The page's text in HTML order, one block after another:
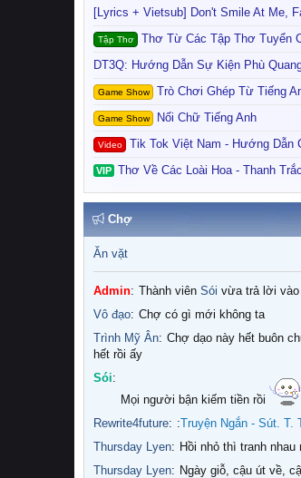
[Lyrics + Vietsub] Don't Smile At Me,
Tập Thơ Thơ Từ Các Tập Thơ Tuyển
DT3Q: Hướng Dẫn Sự Kiện Phù
Game Show Trò Chơi Ghép Từ Tiếng
Game Show Nối Chữ Tiếng Anh
Video Tik Tok Việt Nam - Hướng Dẫn
VIP Thơ Về Các Loài Hoa - Thanh
Chợ
Ăn vặt
Sói:
A cập nhật lại 1 vài tính năng,
Admin: Thành viên Sóivừa trả lời vào
Thành viên vừa trả lời
Lê Gia Hoài
Chào các ban!
Lê Gia Hoài :
Hình như cách thức
Lê Gia Hoài:
Tôi lâu quá mới đăng
Wall-E:
Vẫn như vậy mà bạn
Lê Gia Hoài:
Vâng xin cảm ơn!
aniwunie
Admin
Admin: Thành viên Sói vừa trả lời vào
Vô đạo:
chợ có gì mới không ta
Trình Mỹ Ân: chợ dạo này hết buôn chuyện trên trời dưới đất rồi, t hay hóng chuyện mà dạo này chẳng có gì để hóng cả, mọi người đi đâu
hết rồi ấy
Sói:
Mọi người bận kiếm tiền rồi
Rewrite4future: : Truyện Ngắn - Sút.
Thursday Lyen:
Hồi nhỏ thì tranh
Thursday Lyen:
Ngày giỗ, cậu út về,